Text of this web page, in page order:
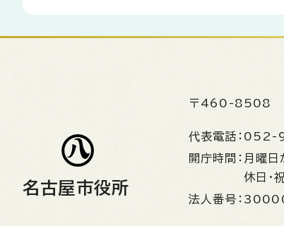
名古屋市役所
〒460-8508
代表電話： 052-
開庁時間： 月曜
休日・
法人番号：